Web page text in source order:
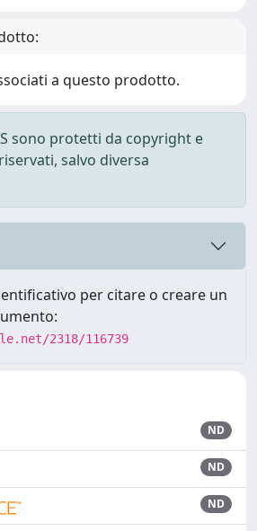
a questo prodotto.
sono protetti da copyright e
salvo diversa
per citare o creare un
2318/116739
ND
ND
ND